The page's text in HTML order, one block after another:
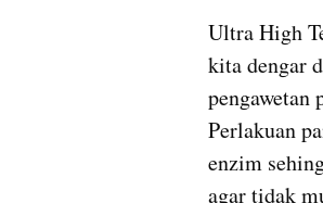
Ultra High
kita dengar
pengawetan
Perlakuan
enzim
agar tidak